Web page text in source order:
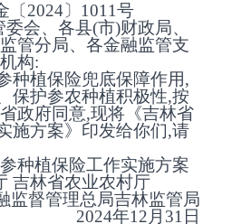
〔2024〕1011号
会、各县(市)财政局、
管分局、各金融监管支
构:
种植保险兜底保障作用,
保护参农种植积极性,按
政府同意,现将《吉林省
施方案》印发给你们,请
种植保险工作实施方案
吉林省农业农村厅
监督管理总局吉林监管局
2024年12月31日